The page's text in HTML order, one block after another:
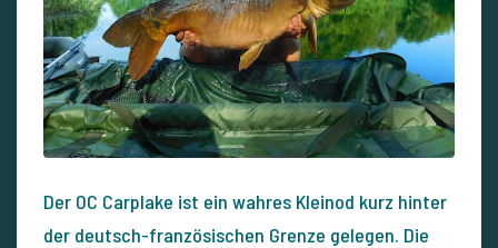
Der OC Carplake ist ein wahres Kleinod kurz hinter
der deutsch-französischen Grenze gelegen. Die